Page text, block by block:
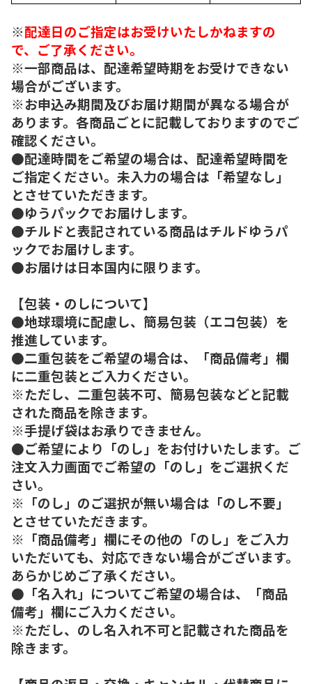
※配達日のご指定はお受けいたしかねますの
で、ご了承ください。
※一部商品は、配達希望時期をお受けできない
場合がございます。
※お申込み期間及びお届け期間が異なる場合が
あります。各商品ごとに記載しておりますのでご
確認ください。
●配達時間をご希望の場合は、配達希望時間を
ご指定ください。未入力の場合は「希望なし」
とさせていただきます。
●ゆうパックでお届けします。
●チルドと表記されている商品はチルドゆうパ
ックでお届けします。
●お届けは日本国内に限ります。
【包装・のしについて】
●地球環境に配慮し、簡易包装（エコ包装）を
推進しています。
●二重包装をご希望の場合は、「商品備考」欄
に二重包装とご入力ください。
※ただし、二重包装不可、簡易包装などと記載
された商品を除きます。
※手提げ袋はお承りできません。
●ご希望により「のし」をお付けいたします。ご
注文入力画面でご希望の「のし」をご選択くだ
さい。
※「のし」のご選択が無い場合は「のし不要」
とさせていただきます。
※「商品備考」欄にその他の「のし」をご入力
いただいても、対応できない場合がございます。
あらかじめご了承ください。
●「名入れ」についてご希望の場合は、「商品
備考」欄にご入力ください。
※ただし、のし名入れ不可と記載された商品を
除きます。